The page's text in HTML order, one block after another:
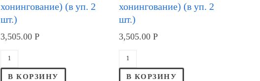
хонингование) (в уп. 2
шт.)
3,505.00Р
В КОРЗИНУ
хонингование) (в уп. 2
шт.)
3,505.00 Р
В КОРЗИНУ